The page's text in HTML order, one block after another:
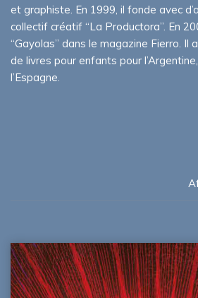
et graphiste. En 1999, il fonde avec
collectif créatif “La Productora”. En
“Gayolas” dans le magazine Fierro. Il
de livres pour enfants pour
l’Espagne.